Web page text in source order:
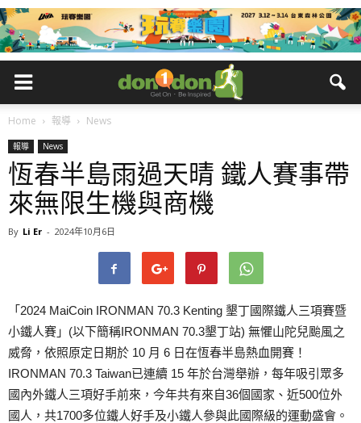
Home 報導 News
報導 News
恆春半島雨過天晴 鐵人賽事帶
來無限生機與商機
By Li Er - 2024年10月6日
「2024 MaiCoin IRONMAN 70.3 Kenting 墾丁國際鐵人三項賽暨
小鐵人賽」(以下簡稱IRONMAN 70.3墾丁站) 無懼山陀兒颱風之
威脅，依照原定日期於 10 月 6 日在恆春半島熱血開賽！
IRONMAN 70.3 Taiwan已連續 15 年於台灣舉辦，每年吸引眾多
國內外鐵人三項好手前來，今年共有來自36個國家、近500位外
國人，共1700多位鐵人好手及小鐵人參與此國際級的運動盛會。